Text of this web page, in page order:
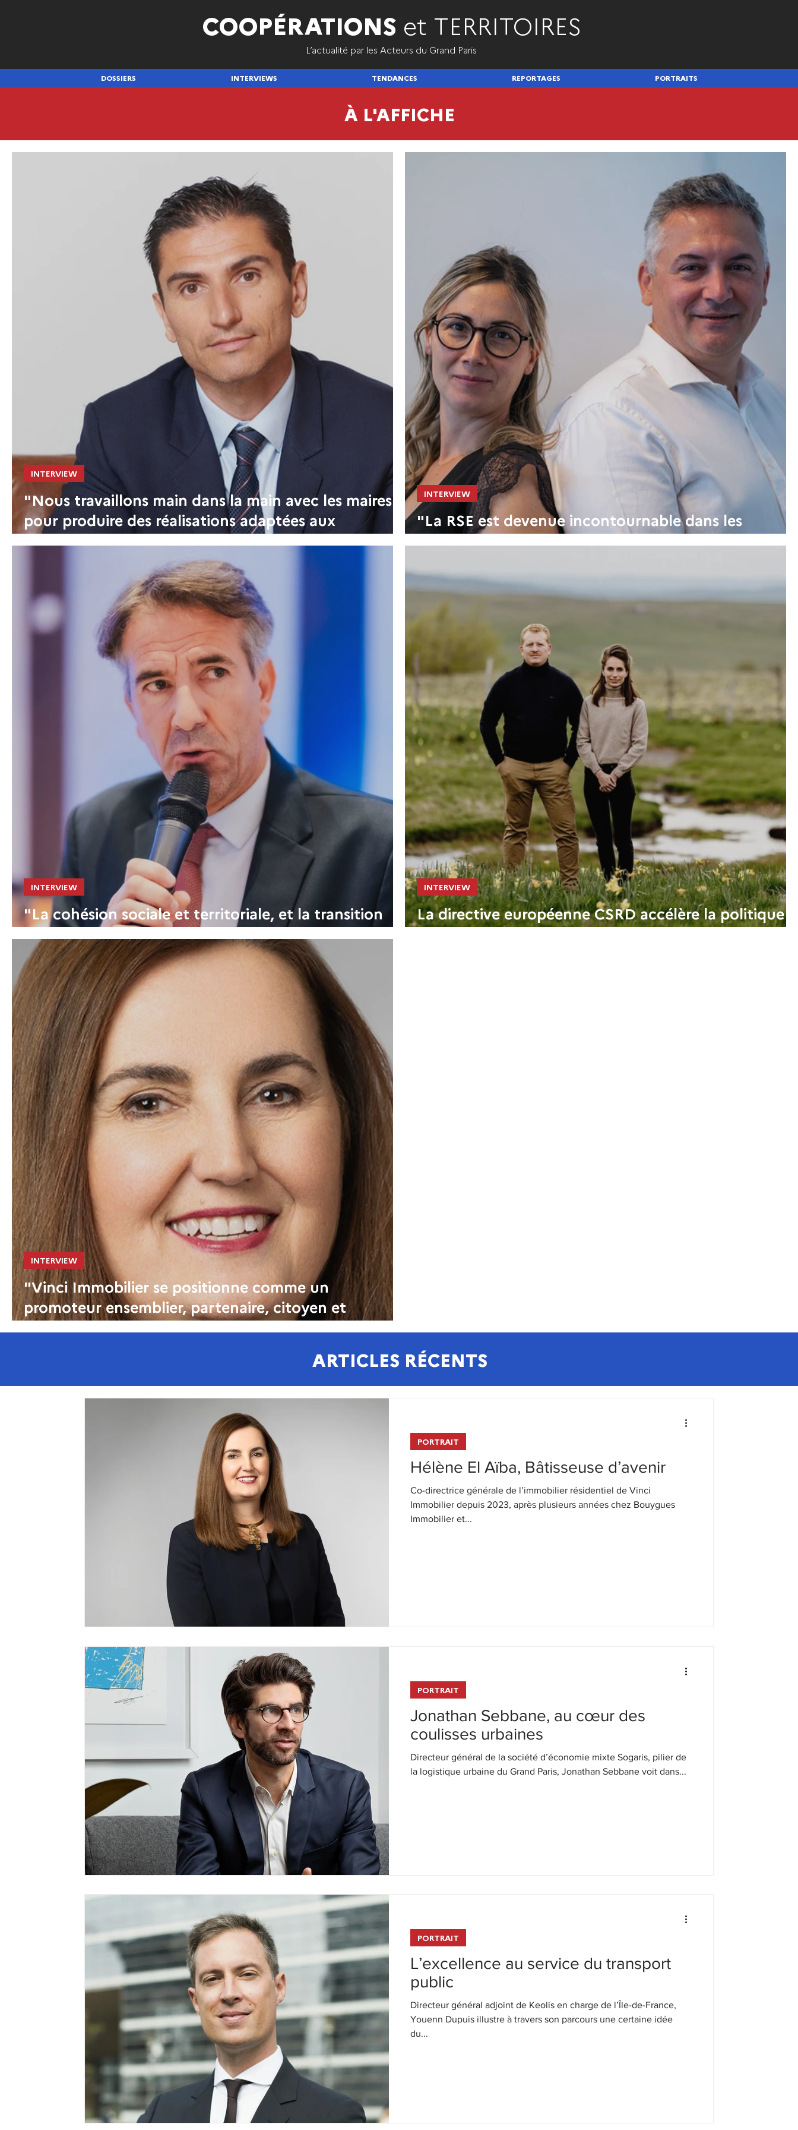
COOPÉRATIONS et TERRITOIRES
L’actualité par les Acteurs du Grand Paris
DOSSIERS INTERVIEWS TENDANCES REPORTAGES PORTRAITS
À L'AFFICHE
"Nous travaillons main dans la main avec les maires
pour produire des réalisations adaptées aux
territoires"
INTERVIEW
"La RSE est devenue incontournable dans les
réponses aux appels d'offres"
INTERVIEW
"La cohésion sociale et territoriale, et la transition
énergétique sont nos axes stratégiques"
INTERVIEW
La directive européenne CSRD accélère la politique
ESG de Prunières
INTERVIEW
"Vinci Immobilier se positionne comme un
promoteur ensemblier, partenaire, citoyen et
créatif"
INTERVIEW
ARTICLES RÉCENTS
Hélène El Aïba, Bâtisseuse d’avenir
Co-directrice générale de l’immobilier résidentiel de Vinci
Immobilier depuis 2023, après plusieurs années chez Bouygues
Immobilier et...
PORTRAIT
Jonathan Sebbane, au cœur des
coulisses urbaines
Directeur général de la société d’économie mixte Sogaris, pilier de
la logistique urbaine du Grand Paris, Jonathan Sebbane voit dans...
PORTRAIT
L’excellence au service du transport
public
Directeur général adjoint de Keolis en charge de l’Île-de-France,
Youenn Dupuis illustre à travers son parcours une certaine idée
du...
PORTRAIT